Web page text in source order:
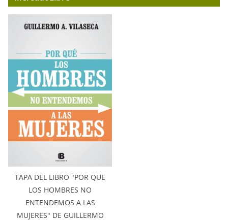
TAPA DEL LIBRO "POR QUE
LOS HOMBRES NO
ENTENDEMOS A LAS
MUJERES" DE GUILLERMO